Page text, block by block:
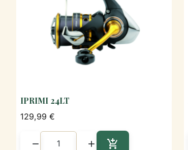
IPRIMI 24LT
129,99 €
  